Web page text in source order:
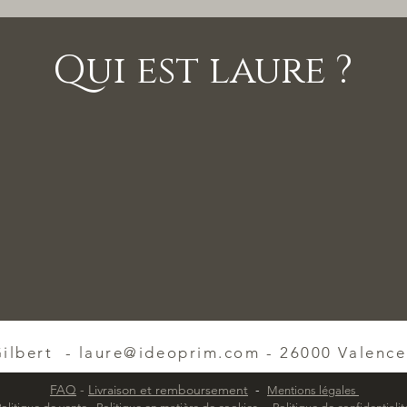
Qui est laure ?
- laure@ideoprim.com - 26000
FAQ - Livraison et remboursement -
Mentions légales